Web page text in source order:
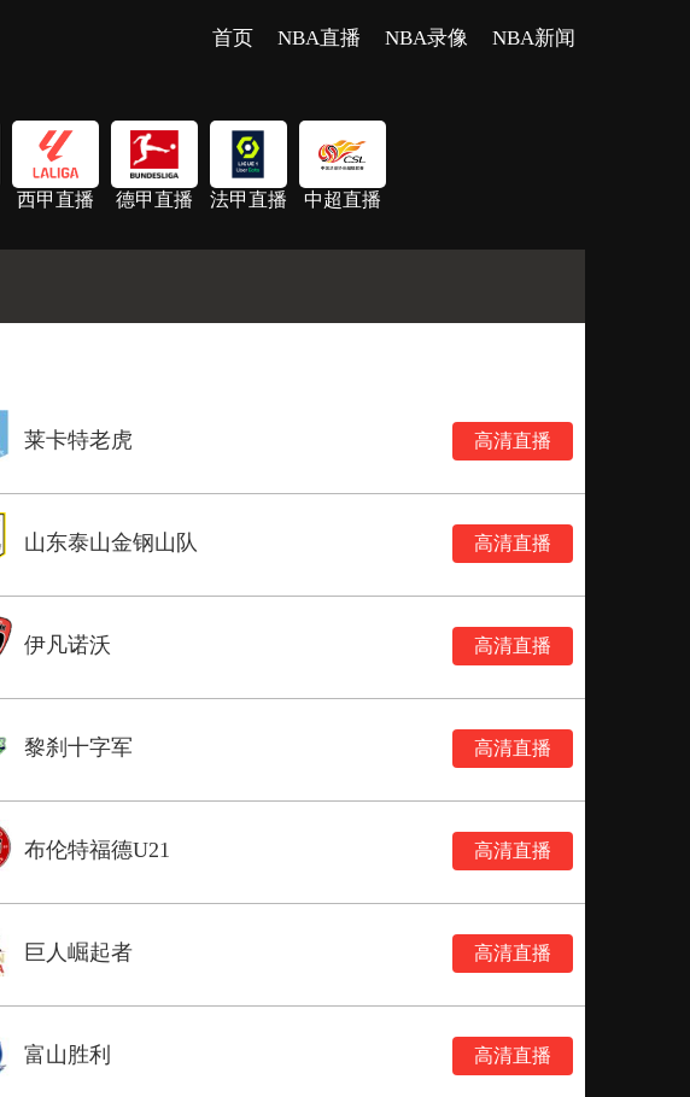
首页 NBA直播 NBA录像 NBA新闻
西甲直播 德甲直播 法甲直播 中超直播
莱卡特老虎 高清直播
山东泰山金钢山队 高清直播
伊凡诺沃 高清直播
黎刹十字军 高清直播
布伦特福德U21 高清直播
巨人崛起者 高清直播
富山胜利 高清直播